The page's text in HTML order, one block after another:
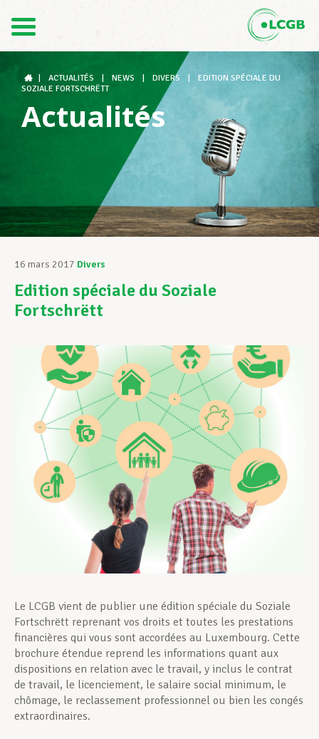
DE
Le LCGB
Structures syndicales
Assistance au Travail
Vos droits
Assistance en vie privée
Développement professionnel
Devenir Membre
Actualités
ACTUALITÉS NEWS DIVERS
EDITION SPÉCIALE DU
SOZIALE FORTSCHRËTT
Actualités
16 mars 2017 Divers
Edition spéciale du Soziale
Fortschrëtt
Le LCGB vient de publier une édition spéciale du Soziale
Fortschrëtt reprenant vos droits et toutes les prestations
financières qui vous sont accordées au Luxembourg. Cette
brochure étendue reprend les informations quant aux
dispositions en relation avec le travail, y inclus le contrat
de travail, le licenciement, le salaire social minimum, le
chômage, le reclassement professionnel ou bien les congés
extraordinaires.